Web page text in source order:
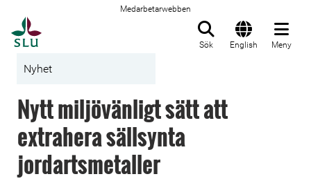
Medarbetarwebben
Sök English Meny
Nyhet
Nytt miljövänligt sätt att
extrahera sällsynta
jordartsmetaller